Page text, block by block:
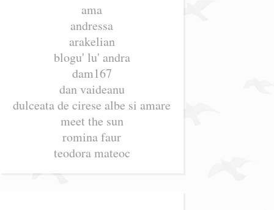
ama
andressa
arakelian
blogu' lu' andra
dam167
dan vaideanu
dulceata de cirese albe si amare
meet the sun
romina faur
teodora mateoc